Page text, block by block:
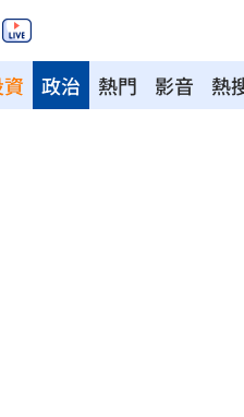
熱門 影音 熱
政治